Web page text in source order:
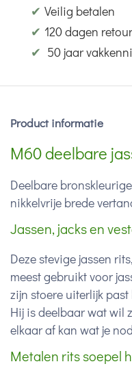
✔ Veilig betalen
✔ 120 dagen
✔ 50 jaar
Product informatie
M60 deelbare
Deelbare
nikkelvrije brede
Jassen, jacks en
Deze stevige jassen
meest gebruikt voor
zijn stoere uiterlijk
Hij is deelbaar wat wil
elkaar af kan wat je
Metalen rits soepel